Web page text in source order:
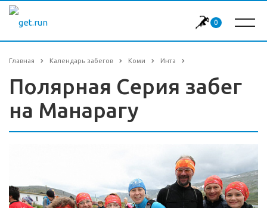
0
Главная Календарь забегов Коми Инта
Полярная Серия забег
на Манарагу